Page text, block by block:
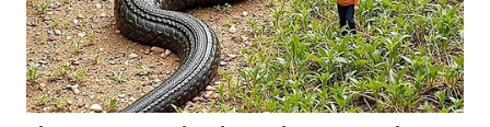
NEWS
SITUNGIR
NEWS